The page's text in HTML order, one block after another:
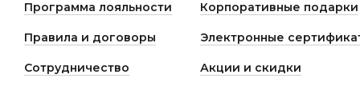
Программа лояльности Корпоративные подарки
Правила и договоры Электронные
Сотрудничество Акции и скидки